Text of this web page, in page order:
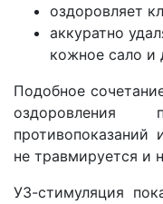
оздоровляет
аккуратно
кожное сало и
Подобное
не травмируется и
УЗ-стимуляция